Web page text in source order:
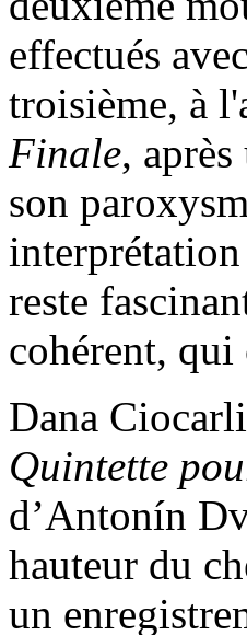
effectués
troisième, à
Finale,
son
interprétation
reste
cohérent,
Dana
Quintette
d’Antonín
hauteur du
un